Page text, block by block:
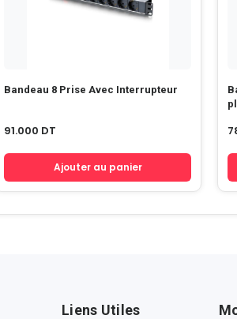
Bandeau 8 Prise Avec Interrupteur
91.000 DT
Ajouter au panier
Liens Utiles